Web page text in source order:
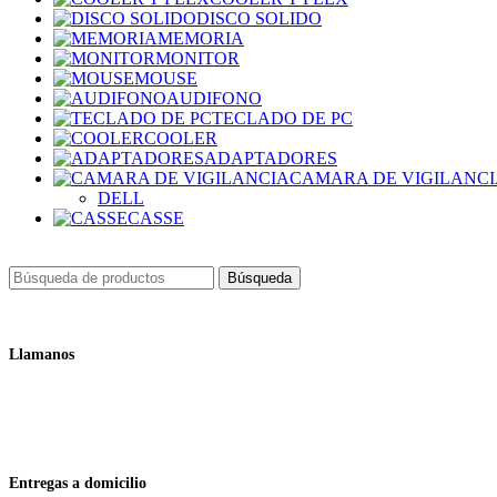
DISCO SOLIDO
MEMORIA
MONITOR
MOUSE
AUDIFONO
TECLADO DE PC
COOLER
ADAPTADORES
CAMARA DE
DELL
CASSE
Búsqueda
Llamanos
Entregas a domicilio